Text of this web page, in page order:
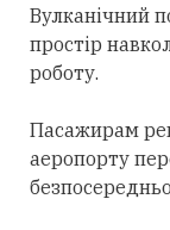
Вулканічний
простір
роботу.
Пасажирам
аеропорту